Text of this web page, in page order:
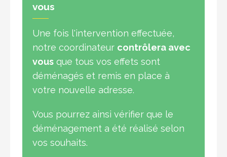
vous
Une fois l'intervention effectuée,
notre coordinateur contrôlera avec
vous que tous vos effets sont
déménagés et remis en place à
votre nouvelle adresse.
Vous pourrez ainsi vérifier que le
déménagement a été réalisé selon
vos souhaits.